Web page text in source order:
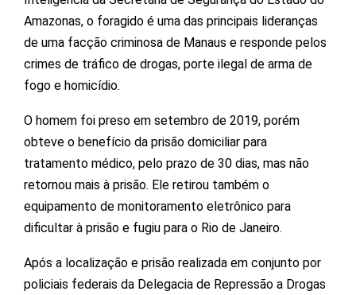
Amazonas, o foragido é uma das principais lideranças
de uma facção criminosa de Manaus e responde pelos
crimes de tráfico de drogas, porte ilegal de arma de
fogo e homicídio.
O homem foi preso em setembro de 2019, porém
obteve o benefício da prisão domiciliar para
tratamento médico, pelo prazo de 30 dias, mas não
retornou mais à prisão. Ele retirou também o
equipamento de monitoramento eletrônico para
dificultar à prisão e fugiu para o Rio de Janeiro.
Após a localização e prisão realizada em conjunto por
policiais federais da Delegacia de Repressão a Drogas